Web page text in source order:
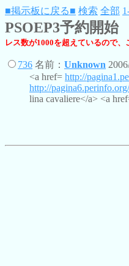
■掲示板に戻る■ 検索 全部
PSOEP3予約開始
レス数が1000を超えているので、
736 名前： Unknown
<a href= http://
http://
lina cavaliere</a> <a